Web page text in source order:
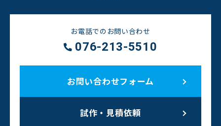
お電話でのお問い合わせ
076-213-5510
お問い合わせフォーム
試作・見積依頼